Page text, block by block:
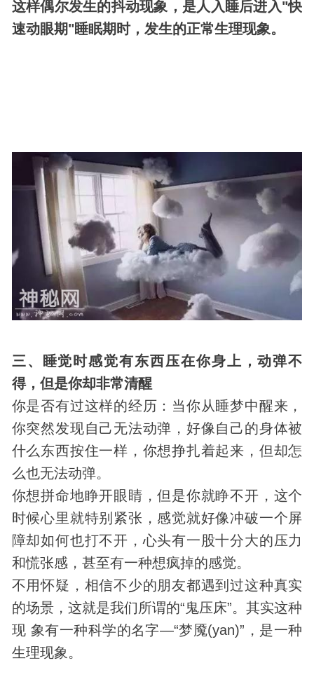
这样偶尔发生的抖动现象，是人入睡后进入"快
速动眼期"睡眠期时，发生的正常生理现象。
三、睡觉时感觉有东西压在你身上，动弹不
得，但是你却非常清醒
你是否有过这样的经历：当你从睡梦中醒来，
你突然发现自己无法动弹，好像自己的身体被
什么东西按住一样，你想挣扎着起来，但却怎
么也无法动弹。
你想拼命地睁开眼睛，但是你就睁不开，这个
时候心里就特别紧张，感觉就好像冲破一个屏
障却如何也打不开，心头有一股十分大的压力
和慌张感，甚至有一种想疯掉的感觉。
不用怀疑，相信不少的朋友都遇到过这种真实
的场景，这就是我们所谓的“鬼压床”。其实这种
现 象有一种科学的名字—“梦魇(yan)”，是一种
生理现象。